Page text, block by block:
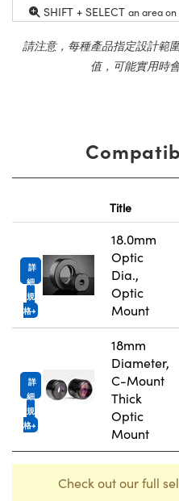
SHIFT + SELECT an area on
請注意，每種產品指定設計範
值，可能實用時
Title
詳
細
規
格
18.0mm
Optic
Dia.,
Optic
Mount
詳
細
規
格
18mm
Diameter,
C-Mount
Thick
Optic
Mount
Check out our full